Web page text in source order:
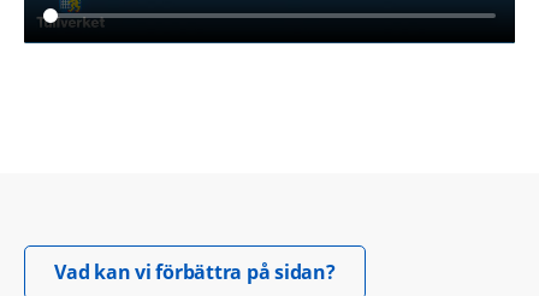
Vad kan vi förbättra på sidan?Öppnas i nytt fönster.